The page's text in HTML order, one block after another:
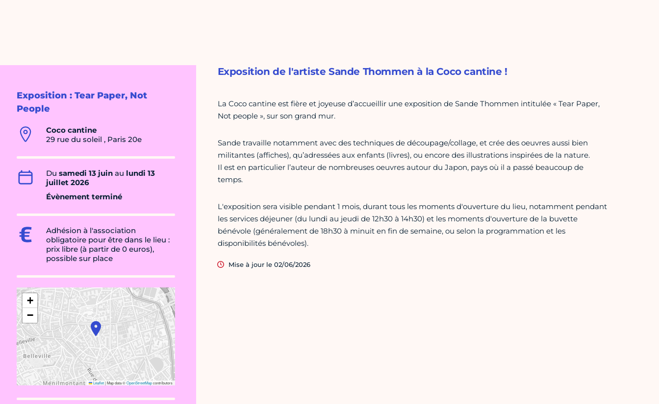
Exposition : Tear Paper, Not
People
Coco cantine
29 rue du soleil , Paris 20e
Du samedi 13 juin au lundi 13
juillet 2026
Évènement terminé
Adhésion à l'association
obligatoire pour être dans le lieu :
prix libre (à partir de 0 euros),
possible sur place
+
−
Leaflet|Map data ©OpenStreetMapcontributors
Exposition de l'artiste Sande Thommen à la Coco cantine !
La Coco cantine est fière et joyeuse d’accueillir une exposition de Sande Thommen intitulée « Tear Paper,
Not people », sur son grand mur.
Sande travaille notamment avec des techniques de découpage/collage, et crée des oeuvres aussi bien
militantes (affiches), qu’adressées aux enfants (livres), ou encore des illustrations inspirées de la nature.
Il est en particulier l’auteur de nombreuses oeuvres autour du Japon, pays où il a passé beaucoup de
temps.
L'exposition sera visible pendant 1 mois, durant tous les moments d'ouverture du lieu, notamment pendant
les services déjeuner (du lundi au jeudi de 12h30 à 14h30) et les moments d'ouverture de la buvette
bénévole (généralement de 18h30 à minuit en fin de semaine, ou selon la programmation et les
disponibilités bénévoles).
Mise à jour le 02/06/2026